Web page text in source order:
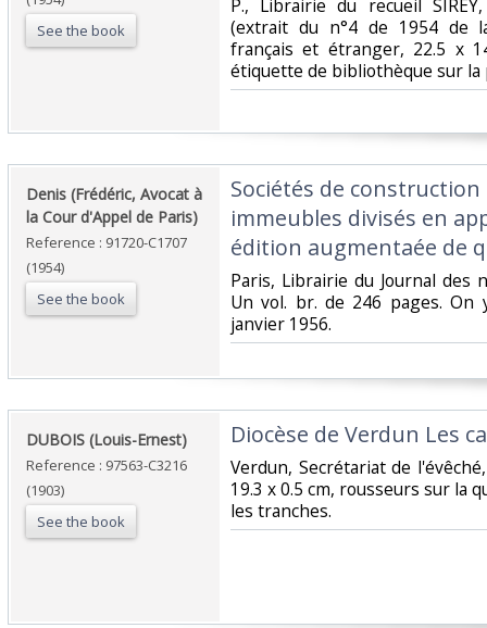
See the book
‎P., Librairie du recueil
(extrait du n°4 de 1954 de
français et étranger, 22.5 x
étiquette de bibliothèque sur
‎Denis (Frédéric, Avocat à
la Cour d'Appel de Paris)‎
Reference : 91720-C1707
(1954)
See the book
‎Sociétés de
immeubles divisés en
édition augmentaée de
‎Paris, Librairie du Journal des
Un vol. br. de 246 pages.
janvier 1956. ‎
‎DUBOIS (Louis-Ernest)‎
Reference : 97563-C3216
(1903)
See the book
‎Diocèse de Verdun Les
‎Verdun, Secrétariat de
19.3 x 0.5 cm, rousseurs sur la
les tranches.‎